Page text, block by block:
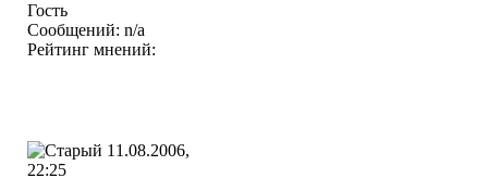
Гость
Сообщений: n/a
Рейтинг мнений:
11.08.2006,
22:25